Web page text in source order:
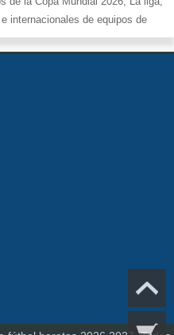
internacionales de equipos de
replicasen la tienda deportiva
en todas las camisetas del club
todo a los precios más bajos!